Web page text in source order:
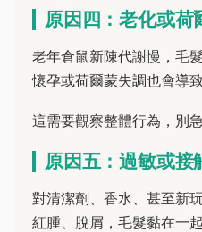
原因四：老化或荷
老年倉鼠新陳代謝慢，毛
懷孕或荷爾蒙失調也會導
這需要觀察整體行為，別急
原因五：過敏或接
對清潔劑、香水、甚至新
紅腫、脫屑，毛髮黏在一起